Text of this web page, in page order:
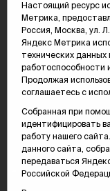
Редакция: 625035,
(3452) 68-89-05
edit@vsluh.ru
Главный редактор:
kika@vsluh.ru
По вопросам рекламы:
(3452) 68-89-78
kotovaev@sibinformburo.ru
mim@vsluh.ru
Настоящий ресурс
Метрика,
Россия, Москва, ул.
Яндекс Метрика
технических
работоспособности
Продолжая
соглашаетесь с
Собранная при
идентифицировать
работу нашего
данного сайта,
передаваться
Российской